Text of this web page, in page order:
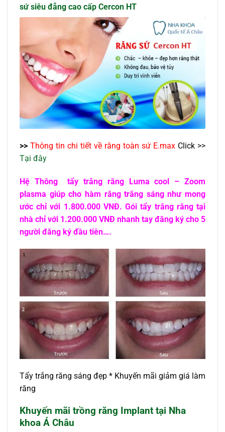
sứ siêu đẳng cao cấp Cercon HT
>> Thông tin chi tiết về răng toàn sứ E.max Click >>
Tại đây
Hệ Thông tẩy trắng răng Luma cool – Zoom
plasma giúp cho hàm răng trắng sáng như mong
ước chỉ với 1.800.000 VNĐ. Gói tẩy trắng răng tại
nhà chỉ với 1.200.000 VNĐ nhanh tay đăng ký cho 5
người đăng ký đầu tiên….
Tẩy trắng răng sáng đẹp * Khuyến mãi giảm giá làm
răng
Khuyến mãi trồng răng Implant tại Nha
khoa Á Châu